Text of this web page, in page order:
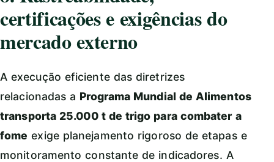
certificações e exigências do
mercado externo
A execução eficiente das diretrizes
relacionadas a Programa Mundial de Alimentos
transporta 25.000 t de trigo para combater a
fome exige planejamento rigoroso de etapas e
monitoramento constante de indicadores. A